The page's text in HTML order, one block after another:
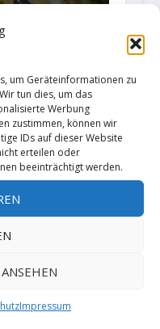
um Geräteinformationen zu
tun dies, um das
Werbung
zustimmen, können wir
IDs auf dieser Website
erteilen oder
beeinträchtigt werden.
Impressum
die
D16
Hohen
um